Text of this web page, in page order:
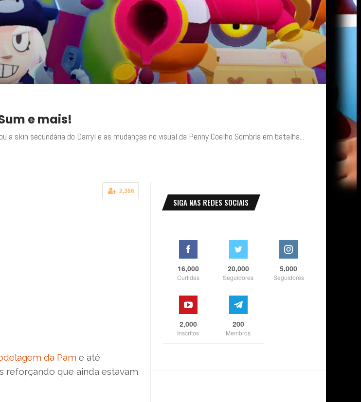
e mais!
skin secundária do Darryl e as mudanças no visual da Penny Coelho Sombria em batalha...
2,366
da Pam e até
reforçando que ainda estavam
SIGA NAS REDES SOCIAIS
16,000
Curtidas
20,000
Seguidores
5,000
Seguidores
2,000
Inscritos
200
Membros